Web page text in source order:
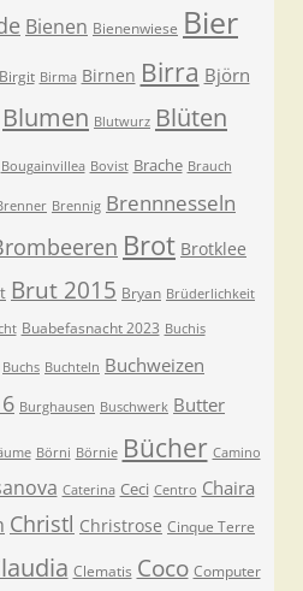
Bienen Bienenwiese Bier
Birgit Birma Birnen Birra Björn
Blumen Blutwurz Blüten
Bougainvillea Bovist Brache Brauch
Brennig Brennnesseln
Brot Brotklee
Brut 2015 Bryan Brüderlichkeit
Buabefasnacht 2023 Buchis
Buchs Buchteln Buchweizen
Burghausen Buschwerk Butter
Börni Börnie Bücher Camino
Caterina Ceci Centro Chaira
Christl Christrose Cinque Terre
Clematis Coco Computer